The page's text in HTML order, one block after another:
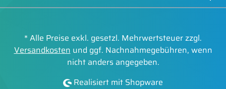
* Alle Preise exkl. gesetzl. Mehrwertsteuer zzgl.
Versandkostenund ggf. Nachnahmegebühren, wenn
nicht anders angegeben.
Realisiert mit Shopware